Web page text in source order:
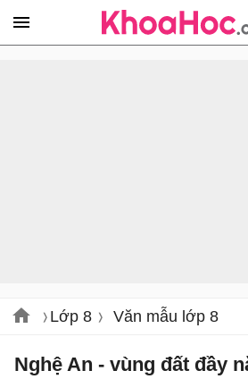
Lớp 8 Văn mẫu lớp 8
Nghệ An - vùng đất đầy